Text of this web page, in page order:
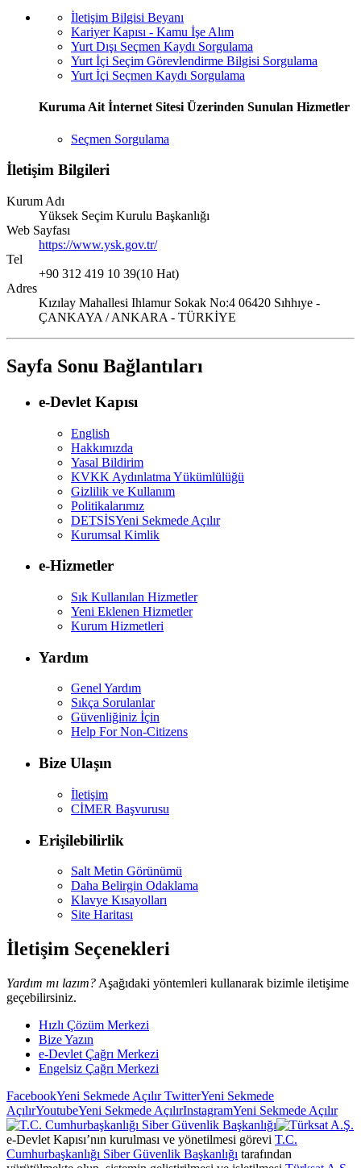
İletişim Bilgisi Beyanı
Kariyer Kapısı - Kamu İşe Alım
Yurt Dışı Seçmen Kaydı Sorgulama
Yurt İçi Seçim Görevlendirme Bilgisi Sorgulama
Yurt İçi Seçmen Kaydı Sorgulama
Kuruma Ait İnternet Sitesi Üzerinden Sunulan Hizmetler
Seçmen Sorgulama
İletişim Bilgileri
Kurum Adı
Yüksek Seçim Kurulu Başkanlığı
Web Sayfası
https://www.ysk.gov.tr/
Tel
+90 312 419 10 39(10 Hat)
Adres
Kızılay Mahallesi Ihlamur Sokak No:4 06420 Sıhhıye -
ÇANKAYA / ANKARA - TÜRKİYE
Sayfa Sonu Bağlantıları
e-Devlet Kapısı
English
Hakkımızda
Yasal Bildirim
KVKK Aydınlatma Yükümlülüğü
Gizlilik ve Kullanım
Politikalarımız
DETSİSYeni Sekmede Açılır
Kurumsal Kimlik
e-Hizmetler
Sık Kullanılan Hizmetler
Yeni Eklenen Hizmetler
Kurum Hizmetleri
Yardım
Genel Yardım
Sıkça Sorulanlar
Güvenliğiniz İçin
Help For Non-Citizens
Bize Ulaşın
İletişim
CİMER Başvurusu
Erişilebilirlik
Salt Metin Görünümü
Daha Belirgin Odaklama
Klavye Kısayolları
Site Haritası
İletişim Seçenekleri
Yardım mı lazım? Aşağıdaki yöntemleri kullanarak bizimle iletişime
geçebilirsiniz.
Hızlı Çözüm Merkezi
Bize Yazın
e-Devlet Çağrı Merkezi
Engelsiz Çağrı Merkezi
FacebookYeni Sekmede AçılırTwitterYeni Sekmede
AçılırYoutubeYeni Sekmede AçılırInstagramYeni Sekmede Açılır
e-Devlet Kapısı’nın kurulması ve yönetilmesi görevi T.C.
Cumhurbaşkanlığı Siber Güvenlik Başkanlığı tarafından